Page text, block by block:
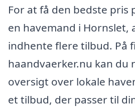
For at få den bedste pris
en havemand i Hornslet,
indhente flere tilbud. På
haandvaerker.nu kan du
oversigt over lokale
et tilbud, der passer til